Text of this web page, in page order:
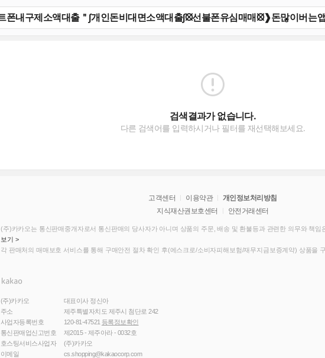
검색결과가 없습니다.
다른 검색어를 입력하시거나 필터를 재선택해보세요.
고객센터 이용약관
개인정보처리방침
지식재산권보호센터
안전거래센터
(주)카카오는 통신판매중개자로서 통신판매의 당사자가 아니며 상품의 주문, 배송 및 환불등과 관련한 의무와 책임
보기 >
각 판매처의 매매보호 서비스를 통해 구매안전 절차 확인 후(에스크로/소비자피해보험/재무지금보증계약) 상품을
(주)카카오
대표이사 정신아
주소
제주특별자치도 제주시 첨단로 242
사업자등록번호
120-81-47521 등록정보확인
통신판매업신고번호
제2015 - 제주아라 - 0032호
호스팅서비스사업자
(주)카카오
이메일
cs.shopping@kakaocorp.com